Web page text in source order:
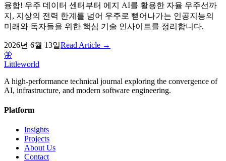
융합! 우주 데이터 센터부터 에지 AI를 활용한 자율 우주선까
지, 지상의 전력 한계를 넘어 우주로 뻗어나가는 인공지능의
미래와 독자들을 위한 핵심 기술 인사이트를 정리합니다.
2026년 6월 13일Read Article →
🦋
Littleworld
A high-performance technical journal exploring the convergence of
AI, infrastructure, and modern software engineering.
Platform
Insights
Projects
About Us
Contact